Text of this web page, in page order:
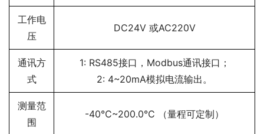
工作电
压
DC24V 或AC220V
通讯方
式
1: RS485接口，Modbus通讯接口；
2: 4~20mA模拟电流输出。
测量范
围
-40℃~200.0℃ （量程可定制）